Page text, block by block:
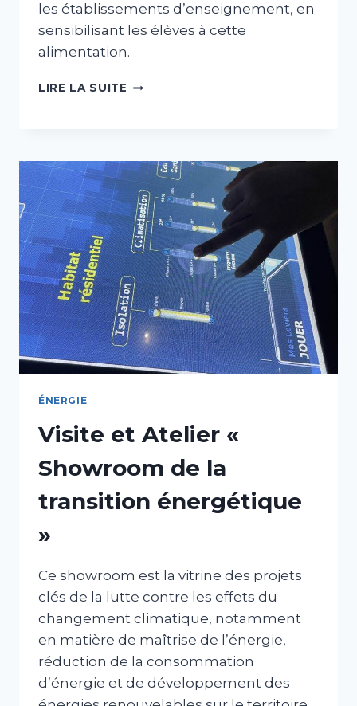
les établissements d’enseignement, en
sensibilisant les élèves à cette
alimentation.
LIRE LA SUITE ATELIER
MON
ASSIETTE
»
ÉNERGIE
Visite et Atelier «
Showroom de la
transition énergétique
»
Ce showroom est la vitrine des projets
clés de la lutte contre les effets du
changement climatique, notamment
en matière de maîtrise de l’énergie,
réduction de la consommation
d’énergie et de développement des